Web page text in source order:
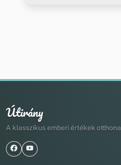
Útirány
A klasszikus emberi értékek otthona